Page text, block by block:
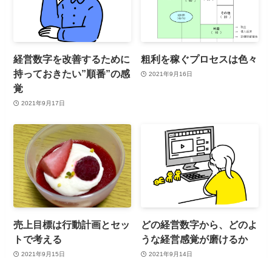
経営数字を改善するために
持っておきたい”順番”の感
覚
2021年9月17日
粗利を稼ぐプロセスは色々
2021年9月16日
売上目標は行動計画とセッ
トで考える
2021年9月15日
どの経営数字から、どのよ
うな経営感覚が磨けるか
2021年9月14日